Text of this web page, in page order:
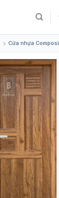
Cửa nhựa